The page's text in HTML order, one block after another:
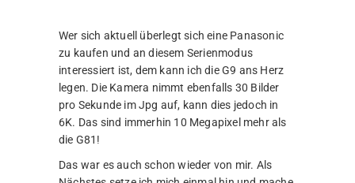
Wer sich aktuell überlegt sich eine Panasonic
zu kaufen und an diesem Serienmodus
interessiert ist, dem kann ich die G9 ans Herz
legen. Die Kamera nimmt ebenfalls 30 Bilder
pro Sekunde im Jpg auf, kann dies jedoch in
6K. Das sind immerhin 10 Megapixel mehr als
die G81!
Das war es auch schon wieder von mir. Als